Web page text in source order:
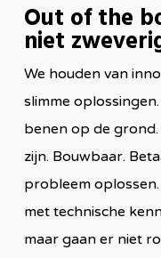
Out of the
niet
We houden van
slimme
benen op de
zijn. Bouwbaar.
probleem
met technische
maar gaan er niet